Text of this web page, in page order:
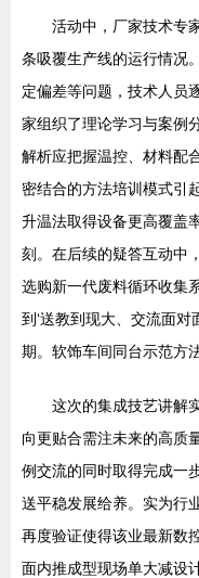
活动中，厂家技术专
条吸覆生产线的运行情况
定偏差等问题，技术人员
家组织了理论学习与案例
解析应把握温控、材料配
密结合的方法培训模式引
升温法取得设备更高覆盖
刻。在后续的疑答互动中
选购新一代废料循环收集
到‘送教到现大、交流面对
期。软饰车间同台示范方
这次的集成技艺讲解
向更贴合需注未来的高质
例交流的同时取得完成一
送平稳发展给养。实为行
再度验证使得该业最新数
面内推成型现场单大减设